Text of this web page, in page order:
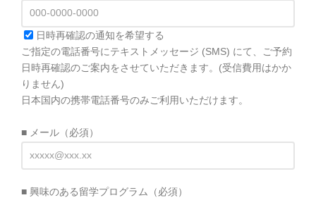
日時再確認の通知を希望する
ご指定の電話番号にテキストメッセージ (SMS) にて、ご予約
日時再確認のご案内をさせていただきます。(受信費用はかか
りません)
日本国内の携帯電話番号のみご利用いただけます。
■ メール （必須）
■ 興味のある留学プログラム
（必須）